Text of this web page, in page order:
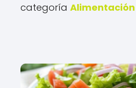
categoría Alimentación